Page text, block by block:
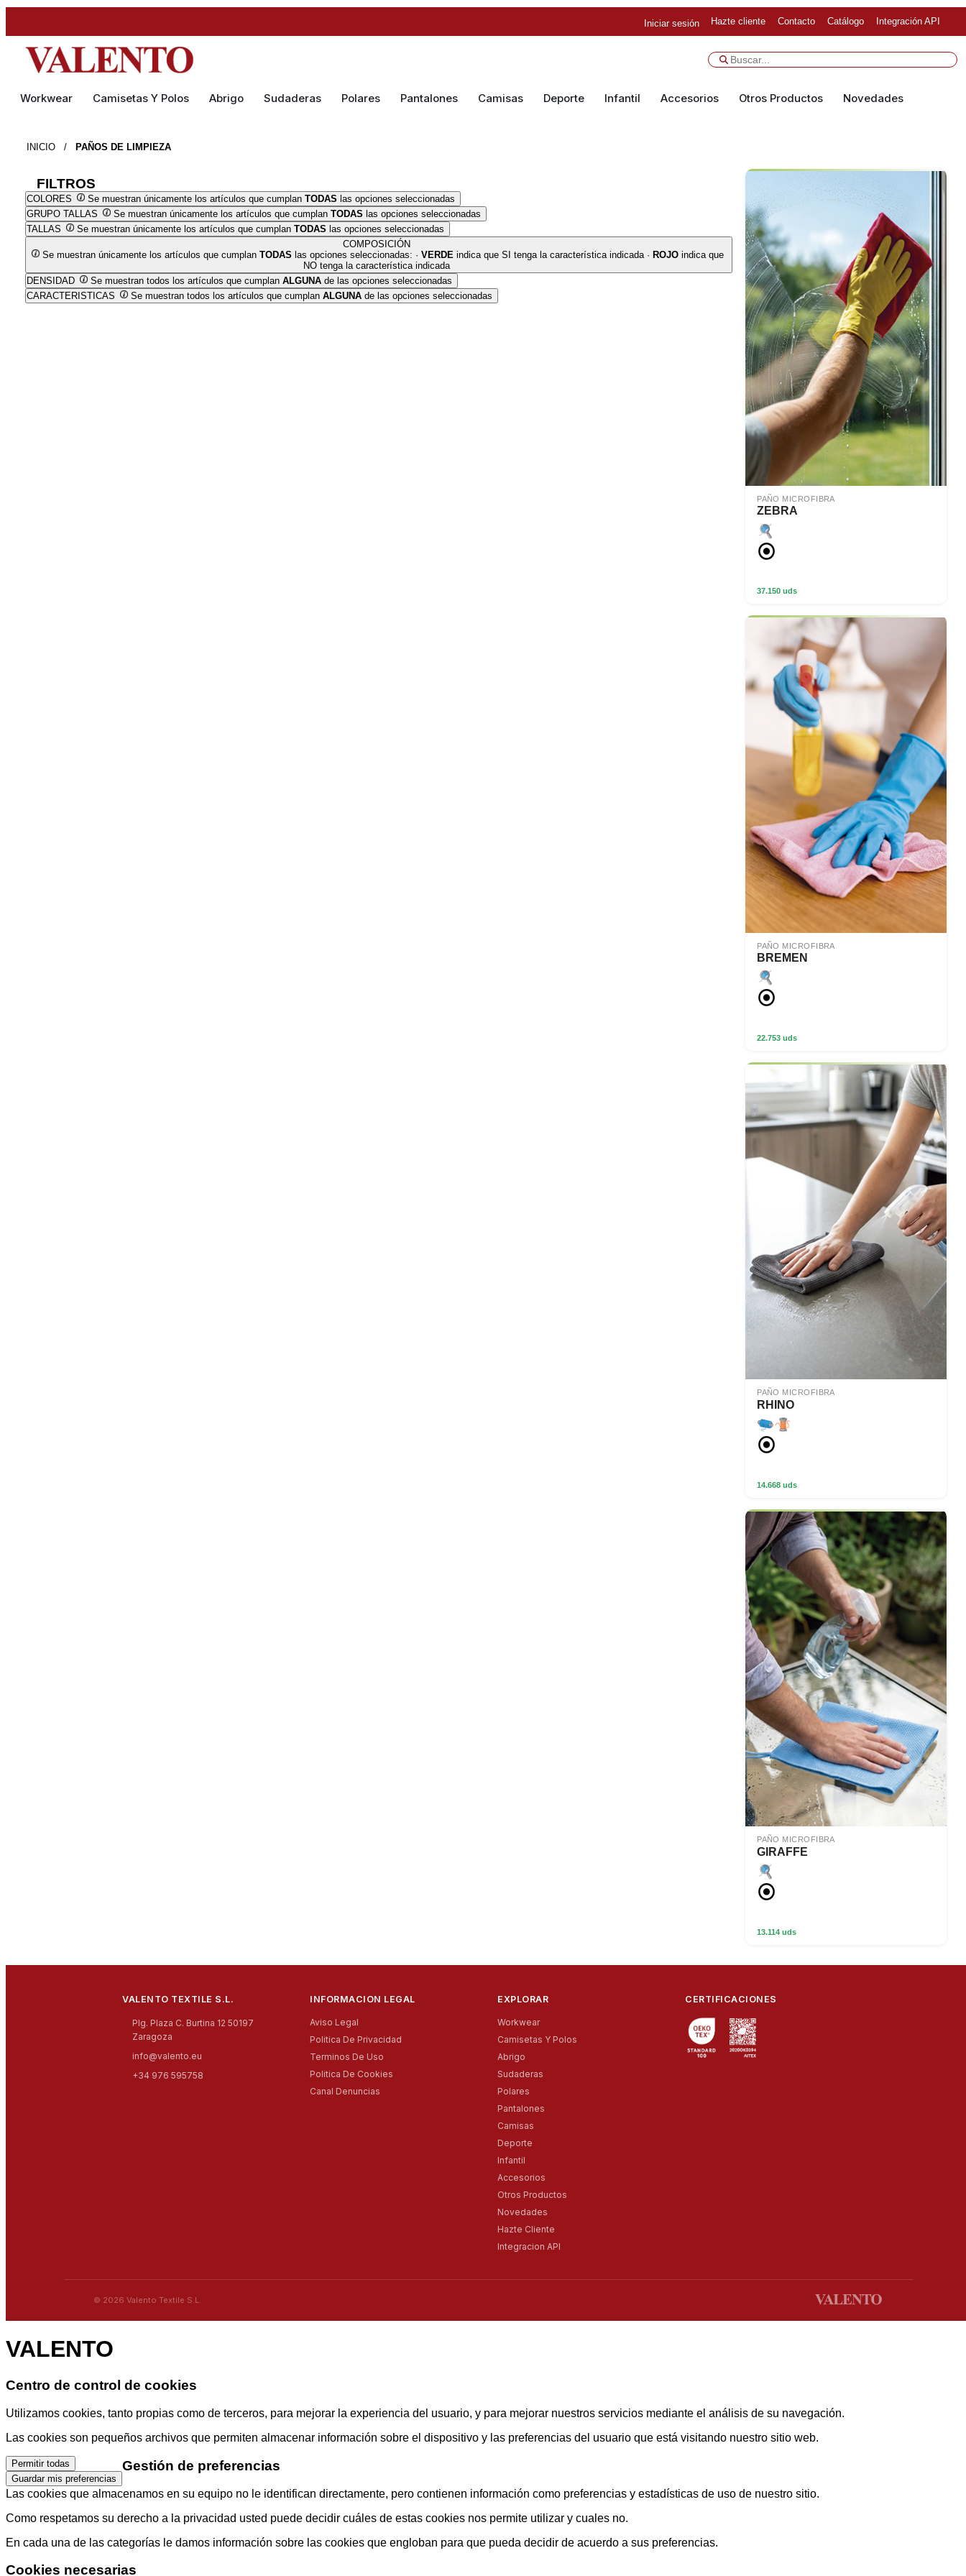
Iniciar sesión Hazte cliente Contacto Catálogo Integración API
Workwear Camisetas Y Polos Abrigo Sudaderas Polares Pantalones Camisas Deporte Infantil Accesorios Otros Productos Novedades
INICIO / PAÑOS DE LIMPIEZA
FILTROS
COLORES Se muestran únicamente los artículos que cumplan TODAS las opciones seleccionadas
GRUPO TALLAS
Se muestran únicamente los artículos que cumplan TODAS las opciones seleccionadas
TALLAS
Se muestran únicamente los artículos que cumplan TODAS las opciones seleccionadas
COMPOSICIÓN
Se muestran únicamente los artículos que cumplan TODAS las opciones seleccionadas: · VERDEindica que SI tenga la característica indicada · ROJOindica que
NO tenga la característica indicada
DENSIDAD
Se muestran todos los artículos que cumplan ALGUNAde las opciones seleccionadas
CARACTERISTICAS
Se muestran todos los artículos que cumplan ALGUNAde las opciones seleccionadas
PAÑO MICROFIBRA
ZEBRA
37.150 uds
PAÑO MICROFIBRA
BREMEN
22.753 uds
PAÑO MICROFIBRA
RHINO
14.668 uds
PAÑO MICROFIBRA
GIRAFFE
13.114 uds
VALENTO TEXTILE S.L.
Plg. Plaza C. Burtina 12 50197
Zaragoza
info@valento.eu
+34 976 595758
INFORMACION LEGAL
Aviso Legal
Politica De Privacidad
Terminos De Uso
Politica De Cookies
Canal Denuncias
EXPLORAR
Workwear
Camisetas Y Polos
Abrigo
Sudaderas
Polares
Pantalones
Camisas
Deporte
Infantil
Accesorios
Otros Productos
Novedades
Hazte Cliente
Integracion API
CERTIFICACIONES
© 2026 Valento Textile S.L.
VALENTO
Centro de control de cookies
Utilizamos cookies, tanto propias como de terceros, para mejorar la experiencia del usuario, y para mejorar nuestros servicios mediante el análisis de su navegación.
Las cookies son pequeños archivos que permiten almacenar información sobre el dispositivo y las preferencias del usuario que está visitando nuestro sitio web.
Permitir todas
Guardar mis preferencias
Gestión de preferencias
Las cookies que almacenamos en su equipo no le identifican directamente, pero contienen información como preferencias y estadísticas de uso de nuestro sitio.
Como respetamos su derecho a la privacidad usted puede decidir cuáles de estas cookies nos permite utilizar y cuales no.
En cada una de las categorías le damos información sobre las cookies que engloban para que pueda decidir de acuerdo a sus preferencias.
Cookies necesarias